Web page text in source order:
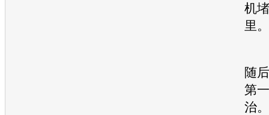
机
里。
随
第
治